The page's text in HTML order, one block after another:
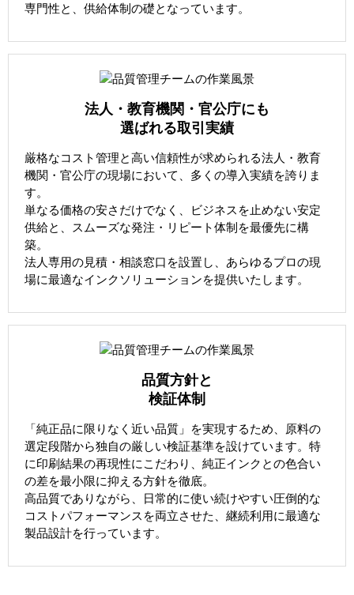
専門性と、供給体制の礎となっています。
法人・教育機関・官公庁にも
選ばれる取引実績
厳格なコスト管理と高い信頼性が求められる法人・教育
機関・官公庁の現場において、多くの導入実績を誇りま
す。
単なる価格の安さだけでなく、ビジネスを止めない安定
供給と、スムーズな発注・リピート体制を最優先に構
築。
法人専用の見積・相談窓口を設置し、あらゆるプロの現
場に最適なインクソリューションを提供いたします。
品質方針と
検証体制
「純正品に限りなく近い品質」を実現するため、原料の
選定段階から独自の厳しい検証基準を設けています。特
に印刷結果の再現性にこだわり、純正インクとの色合い
の差を最小限に抑える方針を徹底。
高品質でありながら、日常的に使い続けやすい圧倒的な
コストパフォーマンスを両立させた、継続利用に最適な
製品設計を行っています。